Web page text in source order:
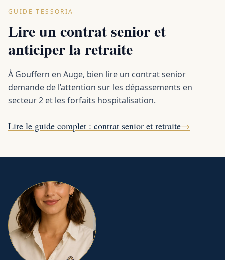
GUIDE TESSORIA
Lire un contrat senior et
anticiper la retraite
À Gouffern en Auge, bien lire un contrat senior
demande de l’attention sur les dépassements en
secteur 2 et les forfaits hospitalisation.
Lire le guide complet : contrat senior et retraite→